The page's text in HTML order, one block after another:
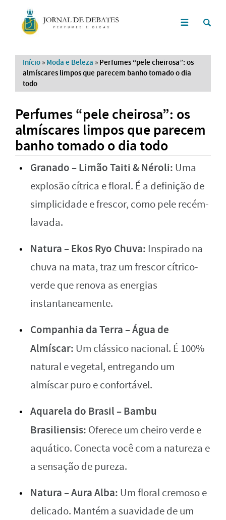
Início » Moda e Beleza » Perfumes “pele cheirosa”: os
almíscares limpos que parecem banho tomado o dia
todo
Perfumes “pele cheirosa”: os
almíscares limpos que parecem
banho tomado o dia todo
Granado – Limão Taiti & Néroli: Uma
explosão cítrica e floral. É a definição de
simplicidade e frescor, como pele recém-
lavada.
Natura – Ekos Ryo Chuva: Inspirado na
chuva na mata, traz um frescor cítrico-
verde que renova as energias
instantaneamente.
Companhia da Terra – Água de
Almíscar: Um clássico nacional. É 100%
natural e vegetal, entregando um
almíscar puro e confortável.
Aquarela do Brasil – Bambu
Brasiliensis: Oferece um cheiro verde e
aquático. Conecta você com a natureza e
a sensação de pureza.
Natura – Aura Alba: Um floral cremoso e
delicado. Mantém a suavidade de um